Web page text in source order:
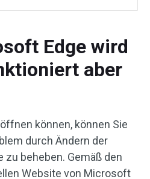
Edge wird
aber
können, können Sie
durch Ändern der
zu beheben. Gemäß den
Website von Microsoft